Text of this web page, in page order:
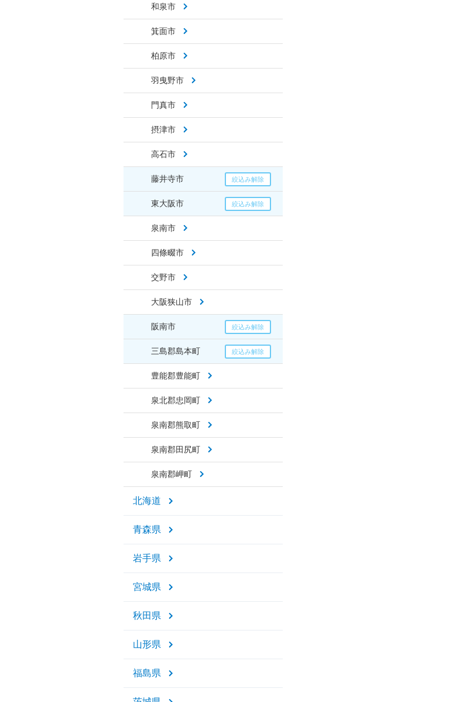
和泉市
箕面市
柏原市
羽曳野市
門真市
摂津市
高石市
藤井寺市
東大阪市
泉南市
四條畷市
交野市
大阪狭山市
阪南市
三島郡島本町
豊能郡豊能町
泉北郡忠岡町
泉南郡熊取町
泉南郡田尻町
泉南郡岬町
北海道
青森県
岩手県
宮城県
秋田県
山形県
福島県